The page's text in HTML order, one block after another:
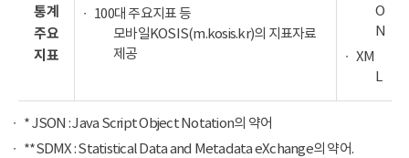
통계
주요
지표
100대 주요지표 등
모바일KOSIS(m.kosis.kr)의 지표자료
제공
O
N
XM
L
* JSON : Java Script Object Notation의 약어
**SDMX : Statistical Data and Metadata eXchange의 약어.